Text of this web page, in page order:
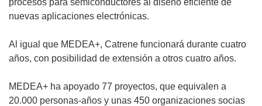
procesos para semiconductores al diseño eficiente de
nuevas aplicaciones electrónicas.
Al igual que MEDEA+, Catrene funcionará durante cuatro
años, con posibilidad de extensión a otros cuatro años.
MEDEA+ ha apoyado 77 proyectos, que equivalen a
20.000 personas-años y unas 450 organizaciones socias